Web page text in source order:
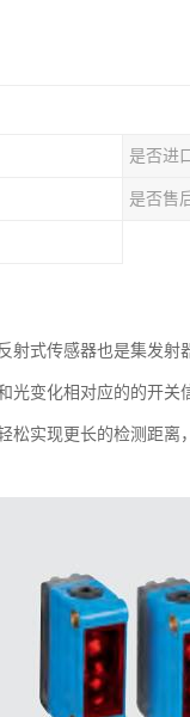
是否进
是否售
射式传感器也是集发
变化相对应的的开关
实现更长的检测距